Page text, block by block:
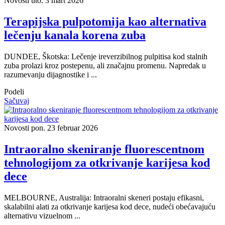
Terapijska pulpotomija kao alternativa
lečenju kanala korena zuba
DUNDEE, Škotska: Lečenje ireverzibilnog pulpitisa kod stalnih
zuba prolazi kroz postepenu, ali značajnu promenu. Napredak u
razumevanju dijagnostike i ...
Podeli
Sačuvaj
Novosti pon. 23 februar 2026
Intraoralno skeniranje fluorescentnom
tehnologijom za otkrivanje karijesa kod
dece
MELBOURNE, Australija: Intraoralni skeneri postaju efikasni,
skalabilni alati za otkrivanje karijesa kod dece, nudeći obećavajuću
alternativu vizuelnom ...